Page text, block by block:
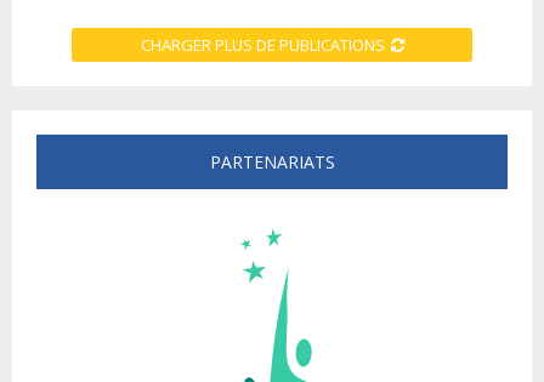
CHARGER PLUS DE PUBLICATIONS
PARTENARIATS